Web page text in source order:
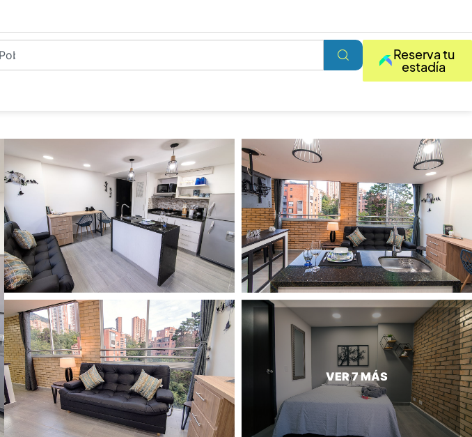
Reserva tu
estadía